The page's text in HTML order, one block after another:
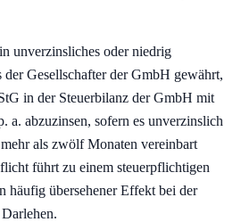
unverzinsliches oder niedrig
der Gesellschafter der GmbH gewährt,
in der Steuerbilanz der GmbH mit
a. abzuzinsen, sofern es unverzinslich
als zwölf Monaten vereinbart
führt zu einem steuerpflichtigen
übersehener Effekt bei der